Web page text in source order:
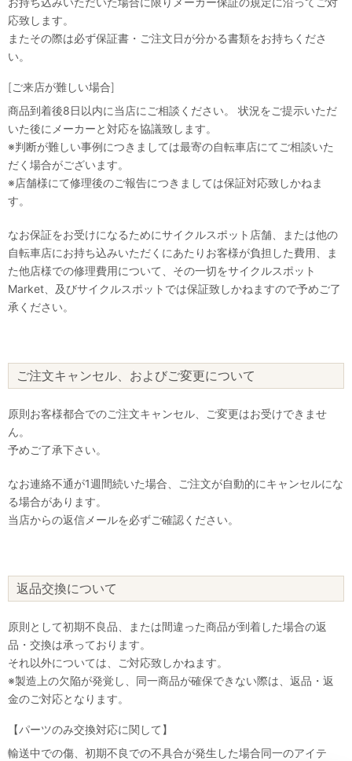
応致します。
またその際は必ず保証書・ご注文日が分かる書類をお持ちくださ
い。
[ご来店が難しい場合]
商品到着後8日以内に当店にご相談ください。 状況をご提示いただ
いた後にメーカーと対応を協議致します。
※判断が難しい事例につきましては最寄の自転車店にてご相談いた
だく場合がございます。
※店舗様にて修理後のご報告につきましては保証対応致しかねま
す。
なお保証をお受けになるためにサイクルスポット店舗、または他の
自転車店にお持ち込みいただくにあたりお客様が負担した費用、ま
た他店様での修理費用について、その一切をサイクルスポット
Market、及びサイクルスポットでは保証致しかねますので予めご了
承ください。
ご注文キャンセル、およびご変更について
原則お客様都合でのご注文キャンセル、ご変更はお受けできませ
ん。
予めご了承下さい。
なお連絡不通が1週間続いた場合、ご注文が自動的にキャンセルにな
る場合があります。
当店からの返信メールを必ずご確認ください。
返品交換について
原則として初期不良品、または間違った商品が到着した場合の返
品・交換は承っております。
それ以外については、ご対応致しかねます。
※製造上の欠陥が発覚し、同一商品が確保できない際は、返品・返
金のご対応となります。
【パーツのみ交換対応に関して】
輸送中での傷、初期不良での不具合が発生した場合同一のアイテ